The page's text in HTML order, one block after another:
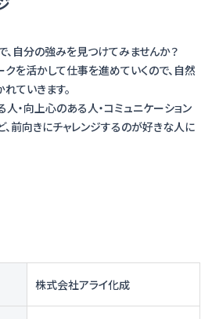
自分の強みを見つけてみませんか？
を活かして仕事を進めていくので、自然
ていきます。
・向上心のある人・コミュニケーション
前向きにチャレンジするのが好きな人に
株式会社アライ化成